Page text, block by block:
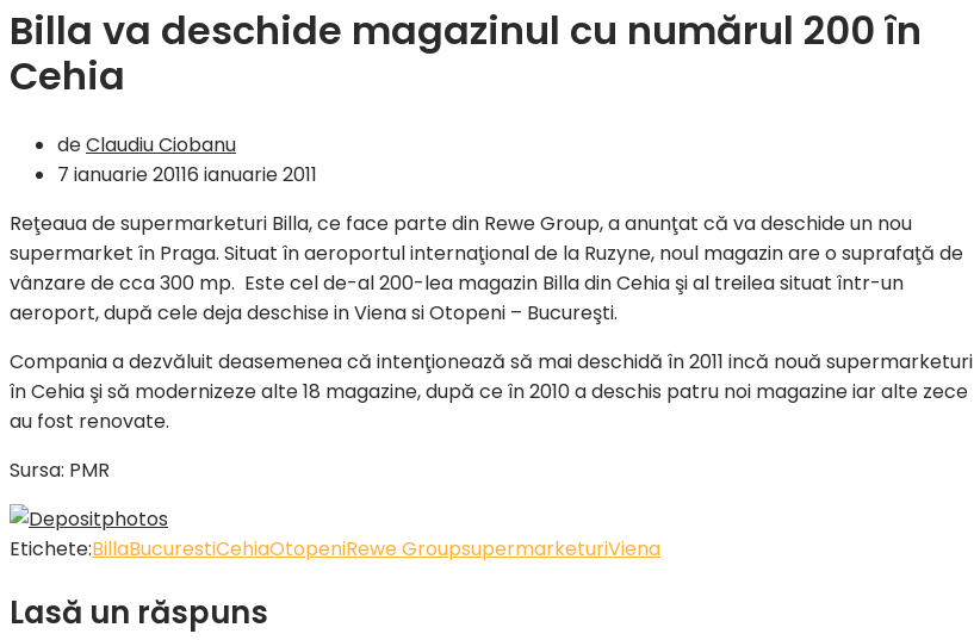
Billa va deschide magazinul cu numărul 200 în
Cehia
deClaudiu Ciobanu
7 ianuarie 20116 ianuarie 2011
Reţeaua de supermarketuri Billa, ce face parte din Rewe Group, a anunţat că va deschide un nou
supermarket în Praga. Situat în aeroportul internaţional de la Ruzyne, noul magazin are o suprafaţă de
vânzare de cca 300 mp. Este cel de-al 200-lea magazin Billa din Cehia şi al treilea situat într-un
aeroport, după cele deja deschise in Viena si Otopeni – Bucureşti.
Compania a dezvăluit deasemenea că intenţionează să mai deschidă în 2011 incă nouă supermarketuri
în Cehia şi să modernizeze alte 18 magazine, după ce în 2010 a deschis patru noi magazine iar alte zece
au fost renovate.
Sursa: PMR
Etichete:BillaBucurestiCehiaOtopeniRewe GroupsupermarketuriViena
Lasă un răspuns